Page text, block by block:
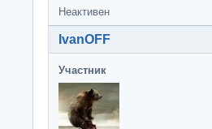
Неактивен
IvanOFF
Участник